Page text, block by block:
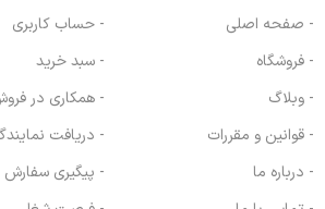
- صفحه اصلی
- فروشگاه
- وبلاگ
- قوانین و مقررات
- درباره ما
- حساب کاربری
- سبد خرید
- همکاری در
- دریافت
- پیگیری سفارش